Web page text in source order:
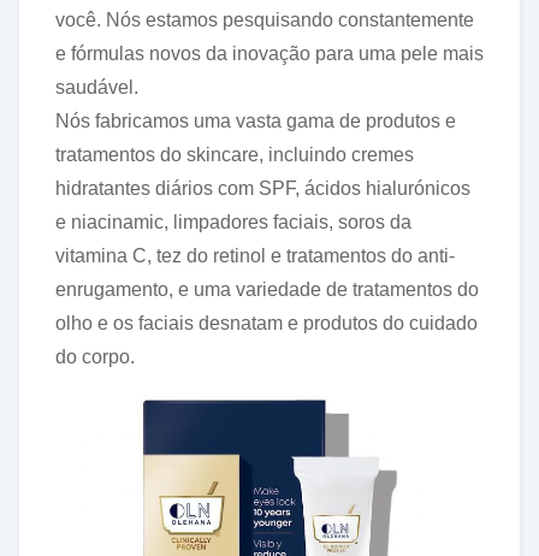
você. Nós estamos pesquisando constantemente
e fórmulas novos da inovação para uma pele mais
saudável.
Nós fabricamos uma vasta gama de produtos e
tratamentos do skincare, incluindo cremes
hidratantes diários com SPF, ácidos hialurónicos
e niacinamic, limpadores faciais, soros da
vitamina C, tez do retinol e tratamentos do anti-
enrugamento, e uma variedade de tratamentos do
olho e os faciais desnatam e produtos do cuidado
do corpo.